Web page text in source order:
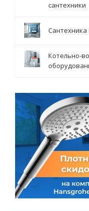
сантехники
Котельно-